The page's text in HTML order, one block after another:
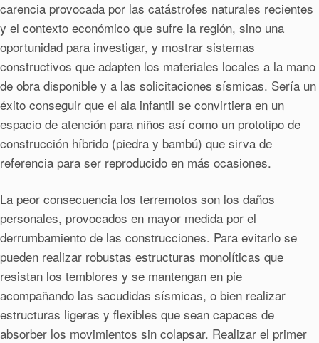
carencia provocada por las catástrofes naturales recientes
y el contexto económico que sufre la región, sino una
oportunidad para investigar, y mostrar sistemas
constructivos que adapten los materiales locales a la mano
de obra disponible y a las solicitaciones sísmicas. Sería un
éxito conseguir que el ala infantil se convirtiera en un
espacio de atención para niños así como un prototipo de
construcción híbrido (piedra y bambú) que sirva de
referencia para ser reproducido en más ocasiones.
La peor consecuencia los terremotos son los daños
personales, provocados en mayor medida por el
derrumbamiento de las construcciones. Para evitarlo se
pueden realizar robustas estructuras monolíticas que
resistan los temblores y se mantengan en pie
acompañando las sacudidas sísmicas, o bien realizar
estructuras ligeras y flexibles que sean capaces de
absorber los movimientos sin colapsar. Realizar el primer